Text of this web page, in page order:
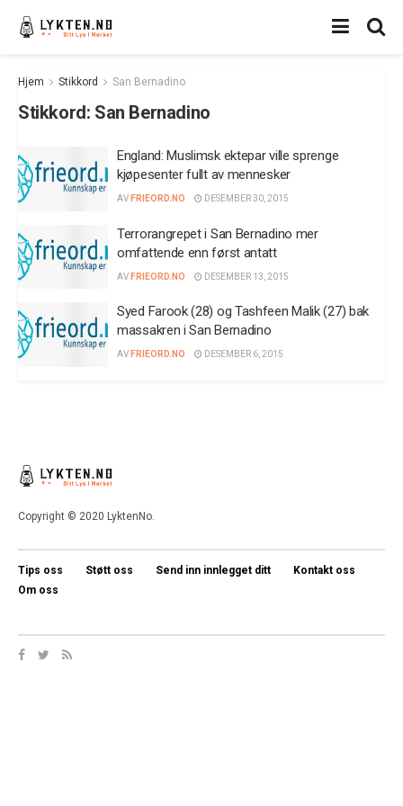
Hjem Stikkord San Bernadino
Stikkord: San Bernadino
England: Muslimsk ektepar ville sprenge
kjøpesenter fullt av mennesker
AV FRIEORD.NO DESEMBER 30, 2015
Terrorangrepet i San Bernadino mer
omfattende enn først antatt
AV FRIEORD.NO DESEMBER 13, 2015
Syed Farook (28) og Tashfeen Malik (27) bak
massakren i San Bernadino
AV FRIEORD.NO DESEMBER 6, 2015
Copyright © 2020 LyktenNo.
Tips oss Støtt oss Send inn innlegget ditt
Kontakt oss
Om oss